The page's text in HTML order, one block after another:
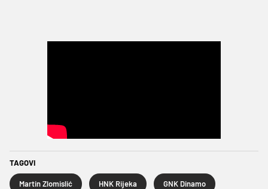
TAGOVI
Martin Zlomislić HNK Rijeka GNK Dinamo